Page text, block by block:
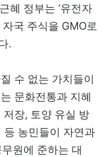
혜 정부는 ‘유전자
국 주식을 GMO로
.
수 없는 가치들이
문화전통과 지혜
장, 토양 유실 방
등 농민들이 자연과
원에 준하는 대